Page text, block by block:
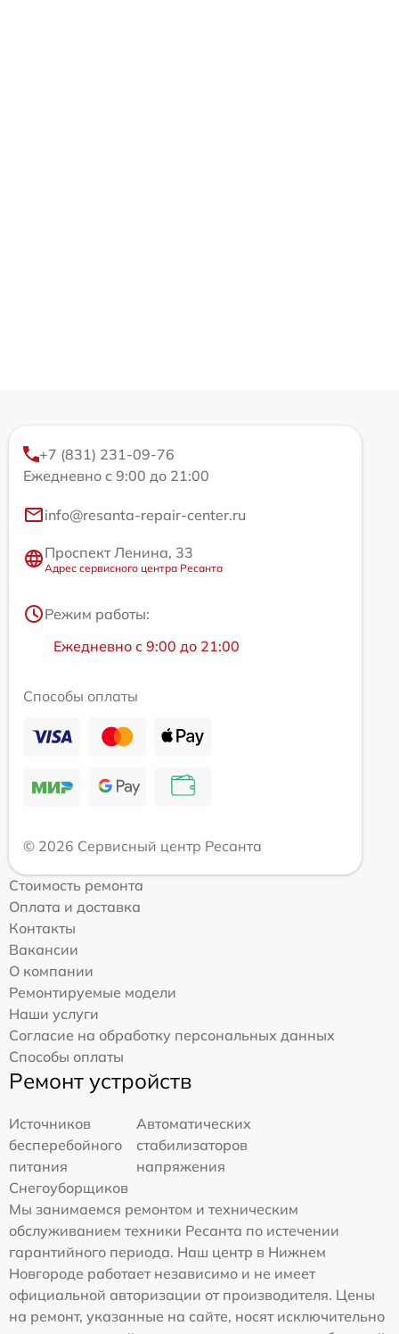
+7 (831) 231-09-76
Ежедневно с 9:00 до 21:00
info@resanta-repair-center.ru
Проспект Ленина, 33
Адрес сервисного центра Ресанта
Режим работы:
Ежедневно с 9:00 до 21:00
Способы оплаты
© 2026 Сервисный центр Ресанта
Стоимость ремонта
Оплата и доставка
Контакты
Вакансии
О компании
Ремонтируемые модели
Наши услуги
Согласие на обработку персональных данных
Способы оплаты
Ремонт устройств
Источников
бесперебойного
питания
Автоматических
стабилизаторов
напряжения
Снегоуборщиков
Мы занимаемся ремонтом и техническим
обслуживанием техники Ресанта по истечении
гарантийного периода. Наш центр в Нижнем
Новгороде работает независимо и не имеет
официальной авторизации от производителя. Цены
на ремонт, указанные на сайте, носят исключительно